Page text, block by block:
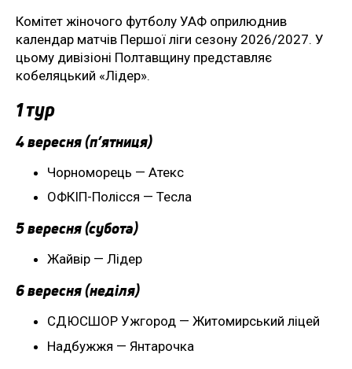
Комітет жіночого футболу УАФ оприлюднив
календар матчів Першої ліги сезону 2026/2027. У
цьому дивізіоні Полтавщину представляє
кобеляцький «Лідер».
1 тур
4 вересня (п’ятниця)
Чорноморець — Атекс
ОФКІП-Полісся — Тесла
5 вересня (субота)
Жайвір — Лідер
6 вересня (неділя)
СДЮСШОР Ужгород — Житомирський ліцей
Надбужжя — Янтарочка